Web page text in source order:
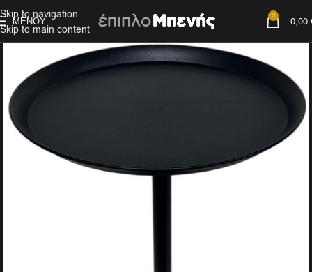
Skip to navigation
Skip to main content
ΜΕΝΟΎ 0 0,00